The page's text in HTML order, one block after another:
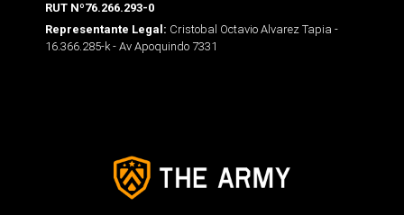
RUT Nº76.266.293-0
Representante Legal: Cristobal Octavio Alvarez Tapia -
16.366.285-k - Av Apoquindo 7331